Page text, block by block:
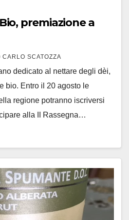
premiazione a
CARLO SCATOZZA
dedicato al nettare degli dèi,
bio. Entro il 20 agosto le
regione potranno iscriversi
alla II Rassegna…